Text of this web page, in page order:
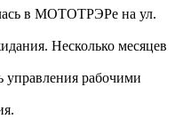
в МОТОТРЭРе на ул.
Несколько месяцев
управления рабочими